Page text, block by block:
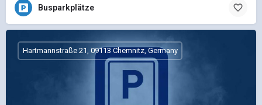
Busparkplätze
Hartmannstraße 21, 09113 Chemnitz, Germany